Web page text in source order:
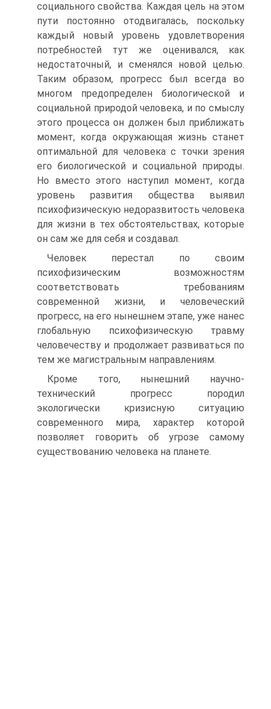
социального свойства. Каждая цель на этом
пути постоянно отодвигалась, поскольку
каждый новый уровень удовлетворения
потребностей тут же оценивался, как
недостаточный, и сменялся новой целью.
Таким образом, прогресс был всегда во
многом предопределен биологической и
социальной природой человека, и по смыслу
этого процесса он должен был приближать
момент, когда окружающая жизнь станет
оптимальной для человека с точки зрения
его биологической и социальной природы.
Но вместо этого наступил момент, когда
уровень развития общества выявил
психофизическую недоразвитость человека
для жизни в тех обстоятельствах, которые
он сам же для себя и создавал.
Человек перестал по своим
психофизическим возможностям
соответствовать требованиям
современной жизни, и человеческий
прогресс, на его нынешнем этапе, уже нанес
глобальную психофизическую травму
человечеству и продолжает развиваться по
тем же магистральным направлениям.
Кроме того, нынешний научно-
технический прогресс породил
экологически кризисную ситуацию
современного мира, характер которой
позволяет говорить об угрозе самому
существованию человека на планете.